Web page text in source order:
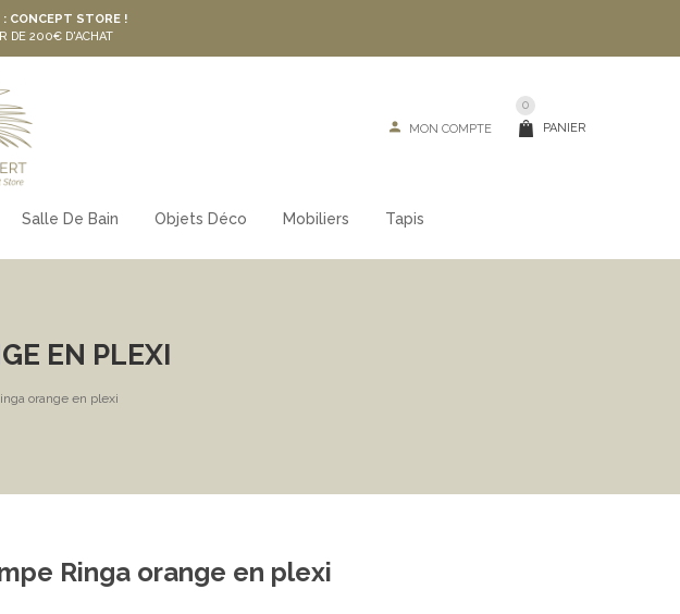
: CONCEPT STORE !
DE 200€ D'ACHAT
MON COMPTE
0
PANIER
Salle De Bain Objets Déco Mobiliers Tapis
EN PLEXI
orange en plexi
Ringa orange en plexi